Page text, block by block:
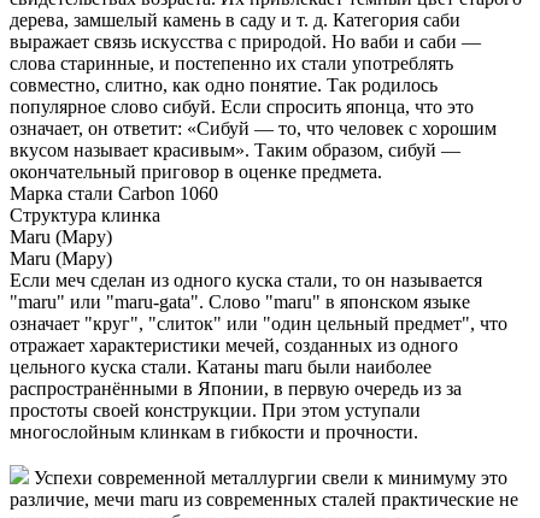
дерева, замшелый камень в саду и т. д. Категория саби
выражает связь искусства с природой. Но ваби и саби —
слова старинные, и постепенно их стали употреблять
совместно, слитно, как одно понятие. Так родилось
популярное слово сибуй. Если спросить японца, что это
означает, он ответит: «Сибуй — то, что человек с хорошим
вкусом называет красивым». Таким образом, сибуй —
окончательный приговор в оценке предмета.
Марка стали Carbon 1060
Структура клинка
Maru (Мару)
Maru (Мару)
Если меч сделан из одного куска стали, то он называется
"maru" или "maru-gata". Слово "maru" в японском языке
означает "круг", "слиток" или "один цельный предмет", что
отражает характеристики мечей, созданных из одного
цельного куска стали. Катаны maru были наиболее
распространёнными в Японии, в первую очередь из за
простоты своей конструкции. При этом уступали
многослойным клинкам в гибкости и прочности.
Успехи современной металлургии свели к минимуму это
различие, мечи maru из современных сталей практические не